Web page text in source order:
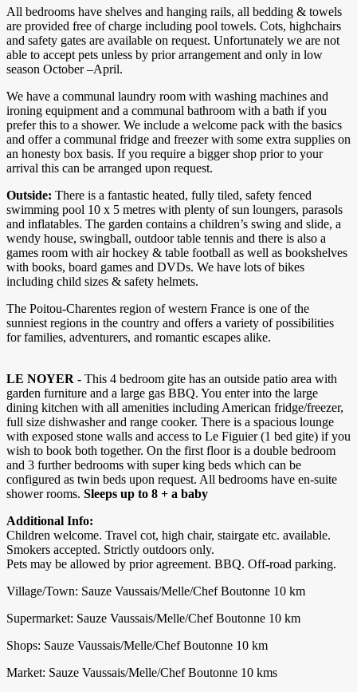
All bedrooms have shelves and hanging rails, all bedding & towels
are provided free of charge including pool towels. Cots, highchairs
and safety gates are available on request. Unfortunately we are not
able to accept pets unless by prior arrangement and only in low
season October –April.
We have a communal laundry room with washing machines and
ironing equipment and a communal bathroom with a bath if you
prefer this to a shower. We include a welcome pack with the basics
and offer a communal fridge and freezer with some extra supplies on
an honesty box basis. If you require a bigger shop prior to your
arrival this can be arranged upon request.
Outside: There is a fantastic heated, fully tiled, safety fenced
swimming pool 10 x 5 metres with plenty of sun loungers, parasols
and inflatables. The garden contains a children’s swing and slide, a
wendy house, swingball, outdoor table tennis and there is also a
games room with air hockey & table football as well as bookshelves
with books, board games and DVDs. We have lots of bikes
including child sizes & safety helmets.
The Poitou-Charentes region of western France is one of the
sunniest regions in the country and offers a variety of possibilities
for families, adventurers, and romantic escapes alike.
LE NOYER - This 4 bedroom gite has an outside patio area with
garden furniture and a large gas BBQ. You enter into the large
dining kitchen with all amenities including American fridge/freezer,
full size dishwasher and range cooker. There is a spacious lounge
with exposed stone walls and access to Le Figuier (1 bed gite) if you
wish to book both together. On the first floor is a double bedroom
and 3 further bedrooms with super king beds which can be
configured as twin beds upon request. All bedrooms have en-suite
shower rooms. Sleeps up to 8 + a baby
Additional Info:
Children welcome. Travel cot, high chair, stairgate etc. available.
Smokers accepted. Strictly outdoors only.
Pets may be allowed by prior agreement. BBQ. Off-road parking.
Village/Town: Sauze Vaussais/Melle/Chef Boutonne 10 km
Supermarket: Sauze Vaussais/Melle/Chef Boutonne 10 km
Shops: Sauze Vaussais/Melle/Chef Boutonne 10 km
Market: Sauze Vaussais/Melle/Chef Boutonne 10 kms